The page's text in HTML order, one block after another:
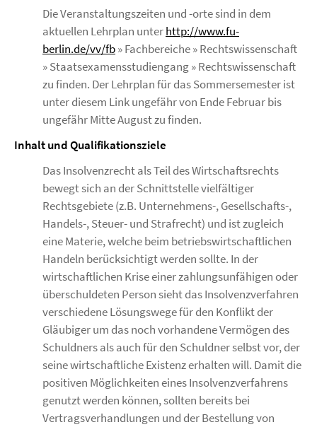
Die Veranstaltungszeiten und -orte sind in dem
aktuellen Lehrplan unterhttp://www.fu-
berlin.de/vv/fb» Fachbereiche » Rechtswissenschaft
» Staatsexamensstudiengang » Rechtswissenschaft
zu finden. Der Lehrplan für das Sommersemester ist
unter diesem Link ungefähr von Ende Februar bis
ungefähr Mitte August zu finden.
Inhalt und Qualifikationsziele
Das Insolvenzrecht als Teil des Wirtschaftsrechts
bewegt sich an der Schnittstelle vielfältiger
Rechtsgebiete (z.B. Unternehmens-, Gesellschafts-,
Handels-, Steuer- und Strafrecht) und ist zugleich
eine Materie, welche beim betriebswirtschaftlichen
Handeln berücksichtigt werden sollte. In der
wirtschaftlichen Krise einer zahlungsunfähigen oder
überschuldeten Person sieht das Insolvenzverfahren
verschiedene Lösungswege für den Konflikt der
Gläubiger um das noch vorhandene Vermögen des
Schuldners als auch für den Schuldner selbst vor, der
seine wirtschaftliche Existenz erhalten will. Damit die
positiven Möglichkeiten eines Insolvenzverfahrens
genutzt werden können, sollten bereits bei
Vertragsverhandlungen und der Bestellung von